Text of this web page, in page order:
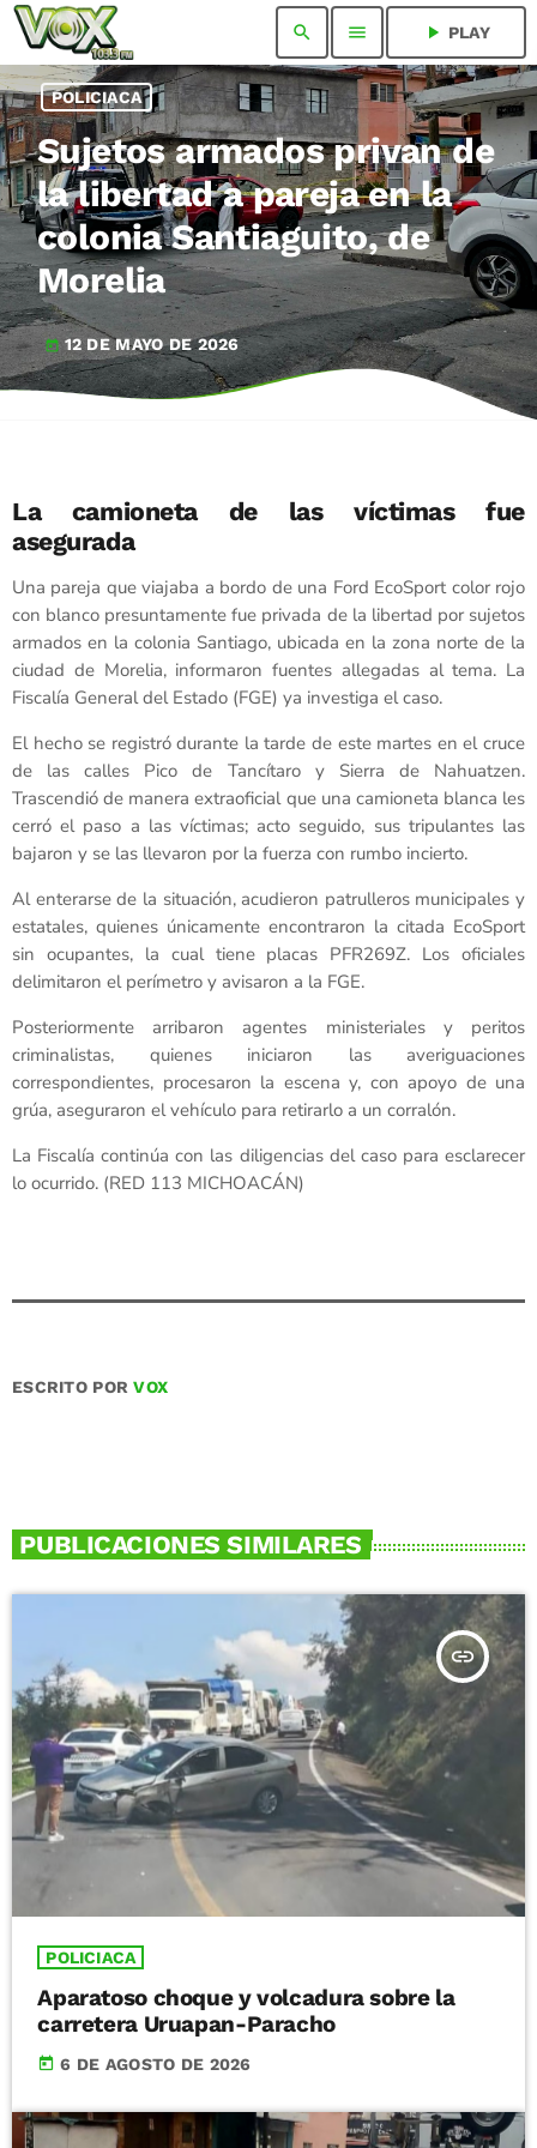
search menu play_arrow PLAY
POLICIACA
Sujetos armados privan de
la libertad a pareja en la
colonia Santiaguito, de
Morelia
today 12 DE MAYO DE 2026
La camioneta de las víctimas fue
asegurada
Una pareja que viajaba a bordo de una Ford EcoSport color rojo
con blanco presuntamente fue privada de la libertad por sujetos
armados en la colonia Santiago, ubicada en la zona norte de la
ciudad de Morelia, informaron fuentes allegadas al tema. La
Fiscalía General del Estado (FGE) ya investiga el caso.
El hecho se registró durante la tarde de este martes en el cruce
de las calles Pico de Tancítaro y Sierra de Nahuatzen.
Trascendió de manera extraoficial que una camioneta blanca les
cerró el paso a las víctimas; acto seguido, sus tripulantes las
bajaron y se las llevaron por la fuerza con rumbo incierto.
Al enterarse de la situación, acudieron patrulleros municipales y
estatales, quienes únicamente encontraron la citada EcoSport
sin ocupantes, la cual tiene placas PFR269Z. Los oficiales
delimitaron el perímetro y avisaron a la FGE.
Posteriormente arribaron agentes ministeriales y peritos
criminalistas, quienes iniciaron las averiguaciones
correspondientes, procesaron la escena y, con apoyo de una
grúa, aseguraron el vehículo para retirarlo a un corralón.
La Fiscalía continúa con las diligencias del caso para esclarecer
lo ocurrido. (RED 113 MICHOACÁN)
ESCRITO PORVOX
PUBLICACIONES SIMILARES
insert_link
POLICIACA
Aparatoso choque y volcadura sobre la
carretera Uruapan-Paracho
today 6 DE AGOSTO DE 2026